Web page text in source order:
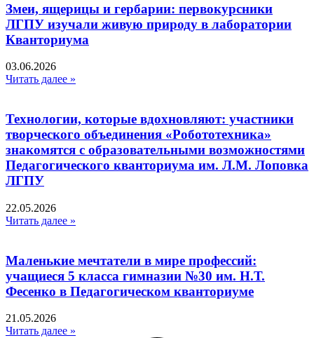
Змеи, ящерицы и гербарии: первокурсники
ЛГПУ изучали живую природу в лаборатории
Кванториума
03.06.2026
Читать далее »
Технологии, которые вдохновляют: участники
творческого объединения «Робототехника»
знакомятся с образовательными возможностями
Педагогического кванториума им. Л.М. Лоповка
ЛГПУ
22.05.2026
Читать далее »
Маленькие мечтатели в мире профессий:
учащиеся 5 класса гимназии №30 им. Н.Т.
Фесенко в Педагогическом кванториуме
21.05.2026
Читать далее »